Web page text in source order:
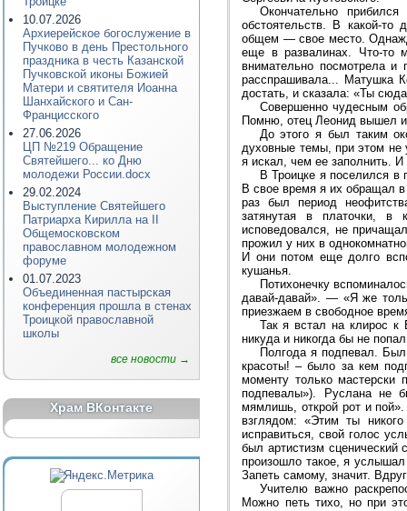
10.07.2026
Архиерейское богослужение в
Пучково в день Престольного
праздника в честь Казанской
Пучковской иконы Божией
Матери и святителя Иоанна
Шанхайского и Сан-
Францисского
27.06.2026
ЦП №219 Обращение
Святейшего... ко Дню
молодежи России.docx
29.02.2024
Выступление Святейшего
Патриарха Кирилла на II
Общемосковском
православном молодежном
форуме
01.07.2023
Объединенная пастырская
конференция прошла в стенах
Троицкой православной
школы
все новости →
Храм ВКонтакте
Окончательно
обстоятельств. В какой-
общем — свое место.
еще в развалинах. Что-то
внимательно посмотрела
расспрашивала... Матушка
достать, и сказала: «Ты
Совершенно чудесным
Помню, отец Леонид вышел
До этого я был таким
духовные темы, при этом не
я искал, чем ее заполнить.
В Троицке я поселился
В свое время я их обращал в
раз был период
затянутая в платочки, в
исповедовался, не
прожил у них в
И они потом еще долго
кушанья.
Потихонечку
давай-давай». — «Я же
приезжаем в свободное
Так я встал на клирос
никуда и никогда бы не
Полгода я подпевал.
красоты! – было за кем
моменту только
подпевалы»). Руслана не
мямлишь, открой рот и
взглядом: «Этим ты
исправиться, свой голос
был артистизм
произошло такое, я
Запеть самому, значит.
Учителю важно
Можно петь тихо, но при